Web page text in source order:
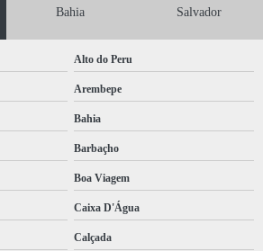
Bahia Salvador
Alto do Peru
Arembepe
Bahia
Barbaçho
Boa Viagem
Caixa D'Água
Calçada